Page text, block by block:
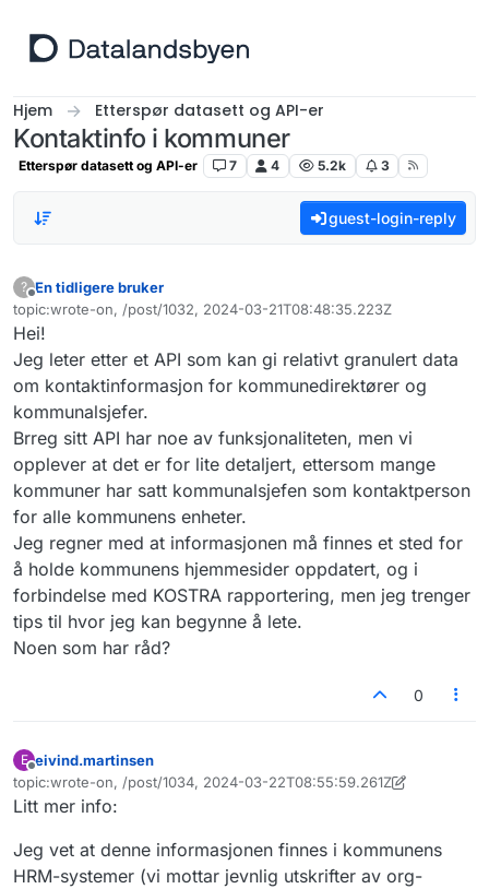
Hjem Etterspør datasett og API-er
Kontaktinfo i kommuner
Etterspør datasett og API-er 7 4 5.2k 3
guest-login-reply
?
Frakoblet
En tidligere bruker
topic:wrote-on, /post/1032, 2024-03-21T08:48:35.223Z
Sist endret av
Hei!
Jeg leter etter et API som kan gi relativt granulert data
om kontaktinformasjon for kommunedirektører og
kommunalsjefer.
Brreg sitt API har noe av funksjonaliteten, men vi
opplever at det er for lite detaljert, ettersom mange
kommuner har satt kommunalsjefen som kontaktperson
for alle kommunens enheter.
Jeg regner med at informasjonen må finnes et sted for
å holde kommunens hjemmesider oppdatert, og i
forbindelse med KOSTRA rapportering, men jeg trenger
tips til hvor jeg kan begynne å lete.
Noen som har råd?
0
E
Frakoblet
eivind.martinsen
topic:wrote-on, /post/1034, 2024-03-22T08:55:59.261Z
Sist endret av eivind.martinsen
Litt mer info:
Jeg vet at denne informasjonen finnes i kommunens
HRM-systemer (vi mottar jevnlig utskrifter av org-